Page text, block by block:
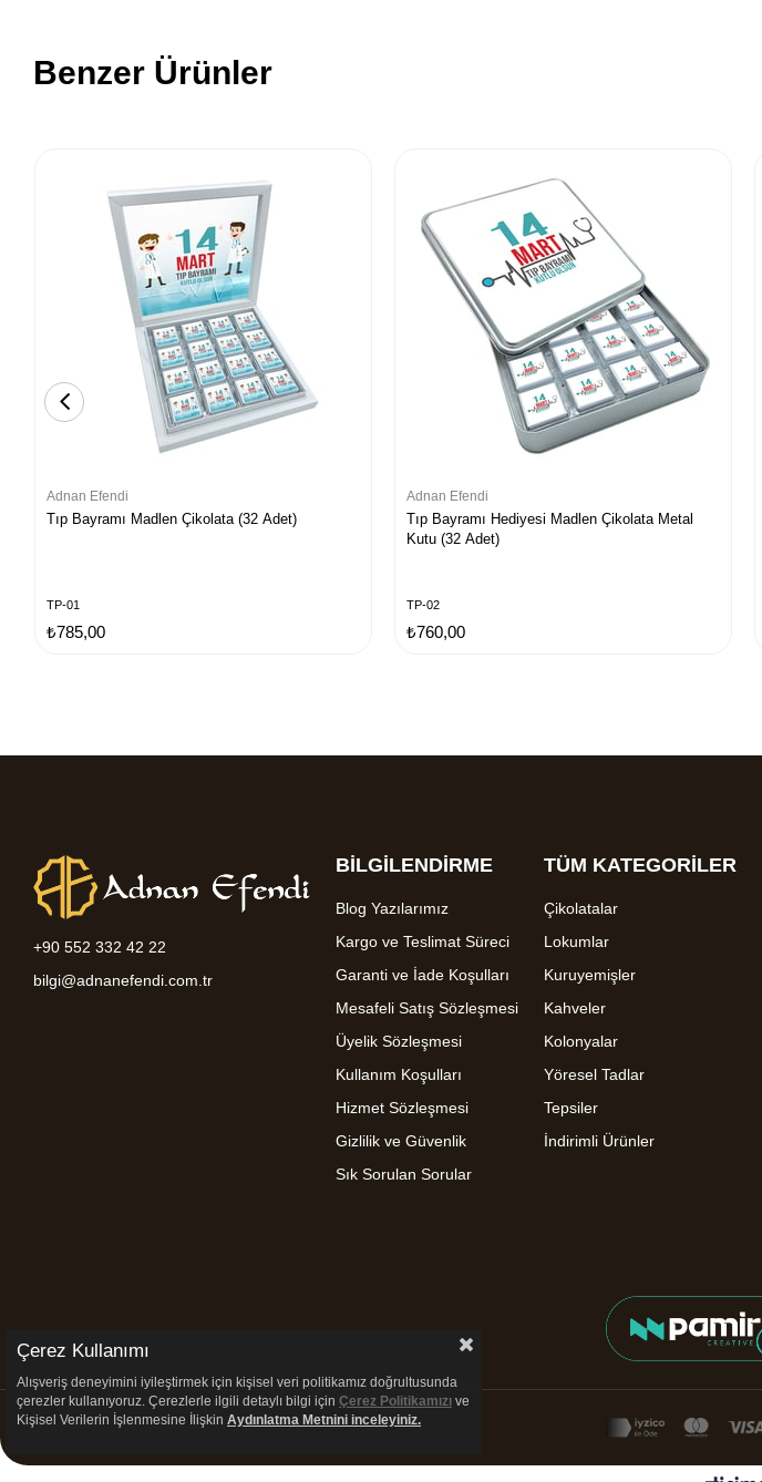
Benzer Ürünler
Adnan Efendi
Tıp Bayramı Madlen Çikolata (32 Adet)
TP-01
₺785,00
Adnan Efendi
Tıp Bayramı Hediyesi Madlen Çikolata Metal
Kutu (32 Adet)
TP-02
₺760,00
+90 552 332 42 22
bilgi@adnanefendi.com.tr
BİLGİLENDİRME
Blog Yazılarımız
Kargo ve Teslimat Süreci
Garanti ve İade Koşulları
Mesafeli Satış Sözleşmesi
Üyelik Sözleşmesi
Kullanım Koşulları
Hizmet Sözleşmesi
Gizlilik ve Güvenlik
Sık Sorulan Sorular
TÜM KATEGORİLER
Çikolatalar
Lokumlar
Kuruyemişler
Kahveler
Kolonyalar
Yöresel Tadlar
Tepsiler
İndirimli Ürünler
Çerez Kullanımı
Alışveriş deneyimini iyileştirmek için kişisel veri politikamız doğrultusunda
çerezler kullanıyoruz. Çerezlerle ilgili detaylı bilgi için Çerez Politikamızı ve
Kişisel Verilerin İşlenmesine İlişkin Aydınlatma Metnini inceleyiniz.